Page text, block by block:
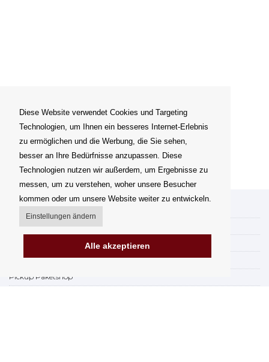
Diese Website verwendet Cookies und Targeting
Technologien, um Ihnen ein besseres Internet-Erlebnis
zu ermöglichen und die Werbung, die Sie sehen,
besser an Ihre Bedürfnisse anzupassen. Diese
Technologien nutzen wir außerdem, um Ergebnisse zu
messen, um zu verstehen, woher unsere Besucher
kommen oder um unsere Website weiter zu entwickeln.
Einstellungen ändern
Alle akzeptieren
Mein Konto
Versand
Zahlungsmöglichkeiten
Wie kann mann einkaufen
Pickup Paketshop